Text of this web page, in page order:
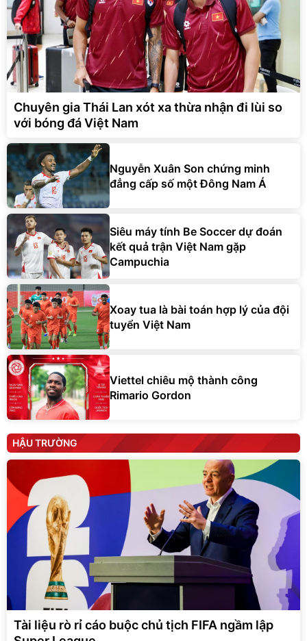
Chuyên gia Thái Lan xót xa thừa nhận đi lùi so
với bóng đá Việt Nam
Nguyễn Xuân Son chứng minh
đẳng cấp số một Đông Nam Á
Siêu máy tính Be Soccer dự đoán
kết quả trận Việt Nam gặp
Campuchia
Xoay tua là bài toán hợp lý của đội
tuyển Việt Nam
Viettel chiêu mộ thành công
Rimario Gordon
HẬU TRƯỜNG
Tài liệu rò rỉ cáo buộc chủ tịch FIFA ngầm lập